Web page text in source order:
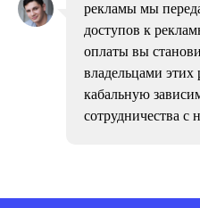
рекламы мы
доступов к
оплаты вы
владельцами этих
кабальную
сотрудничества с